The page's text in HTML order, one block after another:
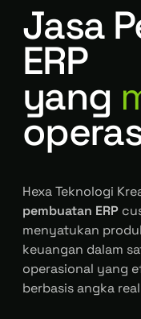
Jasa
ERP
yang
Hexa Teknologi
pembuatan ERP
menyatukan
keuangan dalam
operasional yang
berbasis angka